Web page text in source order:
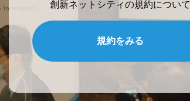
創新ネットシティの規約について
規約をみる